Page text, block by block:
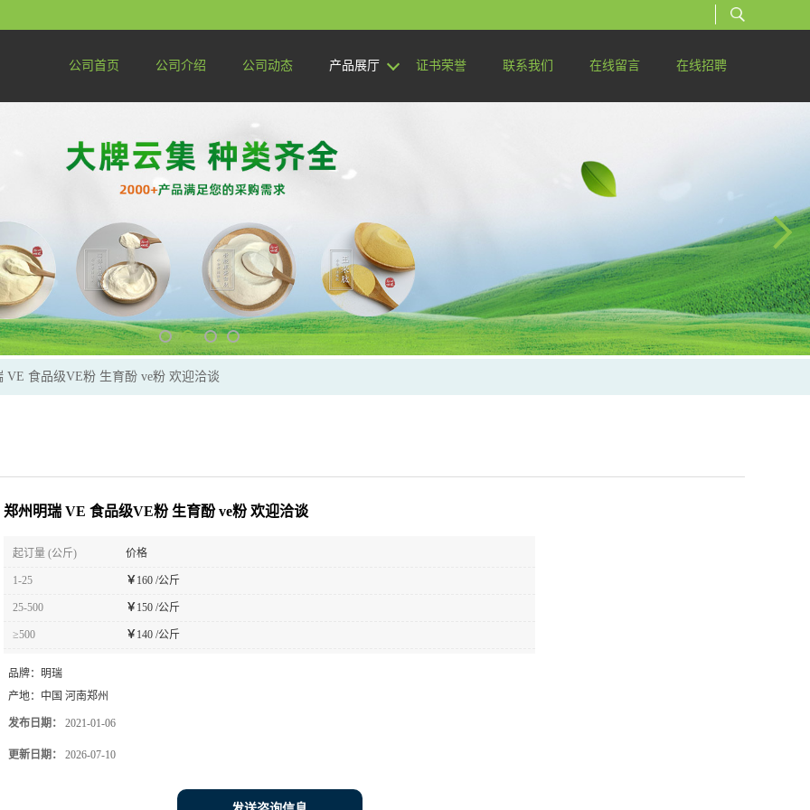
公司首页 公司介绍 公司动态 产品展厅 证书荣誉 联系我们 在线留言 在线招聘
VE 食品级VE粉 生育酚 ve粉 欢迎洽谈
郑州明瑞 VE 食品级VE粉 生育酚 ve粉 欢迎洽谈
起订量 (公斤) 价格
1-25 ￥ 160 /公斤
25-500 ￥ 150 /公斤
≥500 ￥ 140 /公斤
品牌： 明瑞
产地： 中国 河南郑州
发布日期： 2021-01-06
更新日期： 2026-07-10